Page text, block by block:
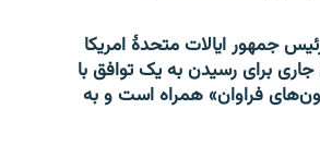
جمهور ایالات متحدۀ امریکا
برای رسیدن به یک توافق با
فراوان» همراه است و به